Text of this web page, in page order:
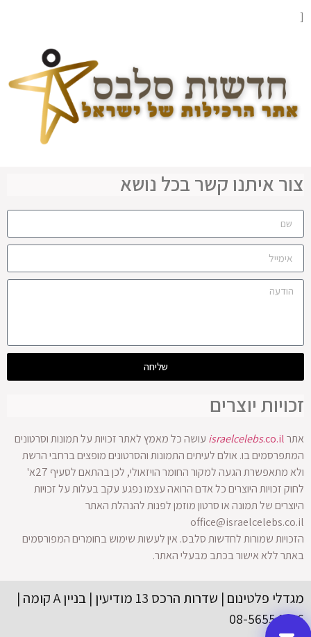
[
צור איתנו קשר בכל נושא
שליחה
זכויות יוצרים
אתר israelcelebs.co.il
עושה כל מאמץ לאתר זכויות על תמונות וסרטונים
המתפרסמים בו. אולם לעיתים התמונות והסרטונים מופצים ברחבי הרשת
ולא מתאפשרת הגעה למקור החומר הויזאולי, לכן בהתאם לסעיף 27א'
לחוק זכויות היוצרים כל אדם הרואה עצמו נפגע עקב בעלות על זכויות
היוצרים של תמונה או סרטון מוזמן לפנות להנהלת האתר
office@israelcelebs.co.il
הזכויות שמורות לחדשות סלבס. אין לעשות שימוש בחומרים המפורסמים
באתר ללא אישור בכתב מבעלי האתר.
מגדלי פלטינום | שדרות הרכס 13 מודיעין | בניין A קומה |
08-56554416